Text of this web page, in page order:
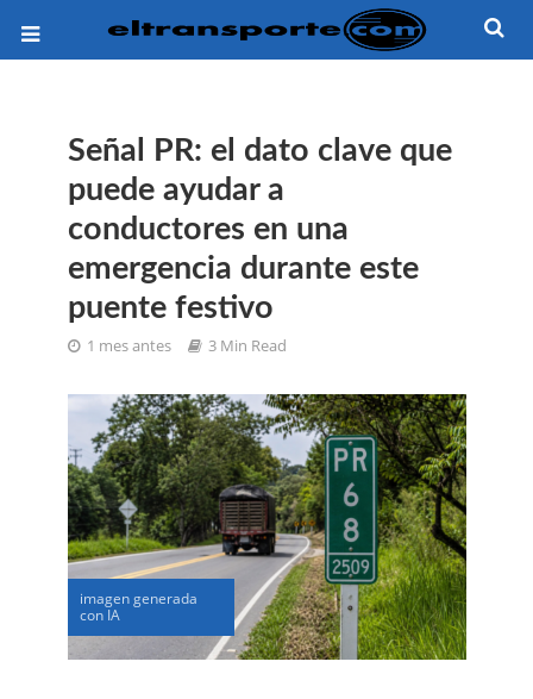
Señal PR: el dato clave que
puede ayudar a
conductores en una
emergencia durante este
puente festivo
1 mes antes 3 Min Read
imagen generada
con IA